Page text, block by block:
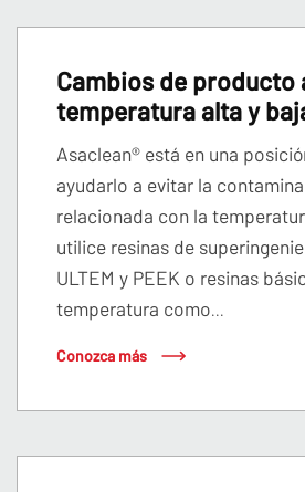
Cambios de producto
temperatura alta y
Asaclean® está en una
ayudarlo a evitar la
relacionada con la
utilice resinas de
ULTEM y PEEK o resinas
temperatura como...
Conozca más